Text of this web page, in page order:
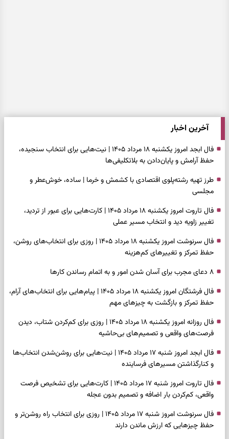
آخرین اخبار
فال ابجد امروز یکشنبه ۱۸ مرداد ۱۴۰۵ | نیت‌هایی برای انتخاب سنجیده،
حفظ آرامش و پایان‌دادن به بلاتکلیفی‌ها
طرز تهیه رشته‌پلوی اقتصادی با کشمش و خرما | ساده، خوش‌عطر و
مجلسی
فال تاروت امروز یکشنبه ۱۸ مرداد ۱۴۰۵ | کارت‌هایی برای عبور از تردید،
تغییر زاویه دید و انتخاب مسیر عملی
فال سرنوشت امروز یکشنبه ۱۸ مرداد ۱۴۰۵ | روزی برای انتخاب‌های روشن،
حفظ تمرکز و تغییرهای کم‌هزینه
۸ دعای مجرب برای آسان شدن امور و به اتمام رساندن کار‌ها
فال فرشتگان امروز یکشنبه ۱۸ مرداد ۱۴۰۵ | پیام‌هایی برای انتخاب‌های آرام،
حفظ تمرکز و بازگشت به چیزهای مهم
فال روزانه امروز یکشنبه ۱۸ مرداد ۱۴۰۵ | روزی برای کم‌کردن شتاب، دیدن
فرصت‌های واقعی و تصمیم‌های بی‌حاشیه
فال ابجد امروز شنبه ۱۷ مرداد ۱۴۰۵ | نیت‌هایی برای روشن‌شدن انتخاب‌ها
و کنارگذاشتن مسیرهای فرساینده
فال تاروت امروز شنبه ۱۷ مرداد ۱۴۰۵ | کارت‌هایی برای تشخیص فرصت
واقعی، کم‌کردن بار اضافه و تصمیم بدون عجله
فال سرنوشت امروز شنبه ۱۷ مرداد ۱۴۰۵ | روزی برای انتخاب راه روشن‌تر و
حفظ چیزهایی که ارزش ماندن دارند